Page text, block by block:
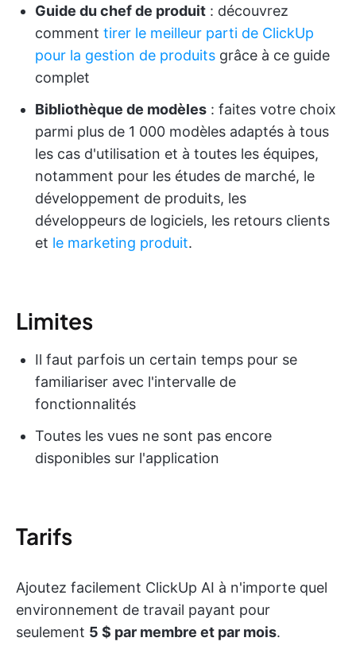
Guide du chef de produit : découvrez
comment tirer le meilleur parti de ClickUp
pour la gestion de produits grâce à ce guide
complet
Bibliothèque de modèles : faites votre choix
parmi plus de 1 000 modèles adaptés à tous
les cas d'utilisation et à toutes les équipes,
notamment pour les études de marché, le
développement de produits, les
développeurs de logiciels, les retours clients
et le marketing produit.
Limites
Il faut parfois un certain temps pour se
familiariser avec l'intervalle de
fonctionnalités
Toutes les vues ne sont pas encore
disponibles sur l'application
Tarifs
Ajoutez facilement ClickUp AI à n'importe quel
environnement de travail payant pour
seulement 5 $ par membre et par mois.